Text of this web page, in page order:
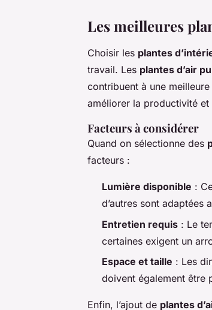
Les meilleures
Choisir les plantes
travail. Les plantes d’air
contribuent à une
améliorer la productivité et
Facteurs à considérer
Quand on sélectionne des
facteurs :
Lumière disponible :
d’autres sont adaptées
Entretien requis : Le
certaines exigent un
Espace et taille : Les
doivent également être
Enfin, l’ajout de plantes